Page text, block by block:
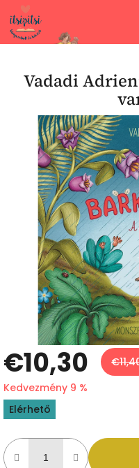
Ugrás
fő
tartalomhoz
Vadadi
€10,30
Kedvezmény 9 %
Egységár:
Elérhető